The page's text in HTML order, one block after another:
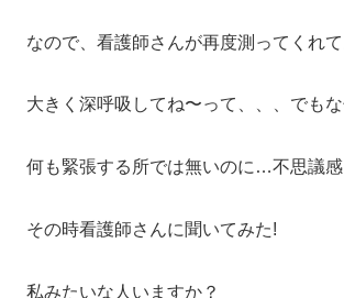
なので、看護師さんが再度測ってくれて
大きく深呼吸してね〜って、、、でも
何も緊張する所では無いのに…不思議感
その時看護師さんに聞いてみた!
私みたいな人いますか？